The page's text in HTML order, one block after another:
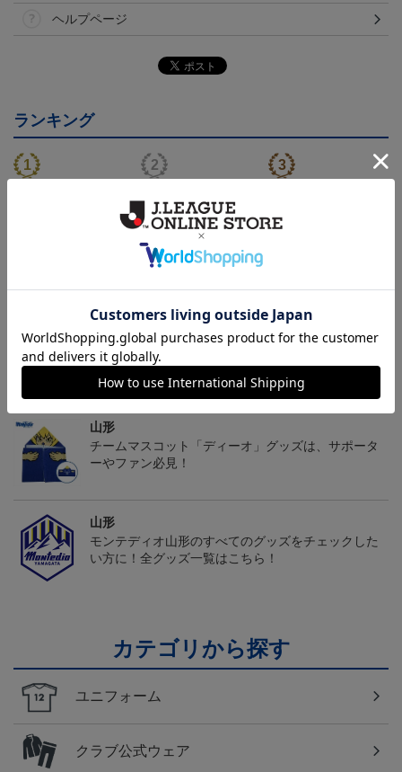
ヘルプページ
ランキング
26/27オーセンティックユ
ニフォーム半袖（FP1st）
18,700円～23,760円
26/27オーセンティックユ
ニフォーム半袖（FP2n
d）
18,700円～23,760円
26/27オーセンティックユ
ニフォーム長袖（FP1st）
19,800円～24,860円
山形
チームマスコット「ディーオ」グッズは、サポータ
ーやファン必見！
山形
モンテディオ山形のすべてのグッズをチェックした
い方に！全グッズ一覧はこちら！
カテゴリから探す
ユニフォーム
クラブ公式ウェア